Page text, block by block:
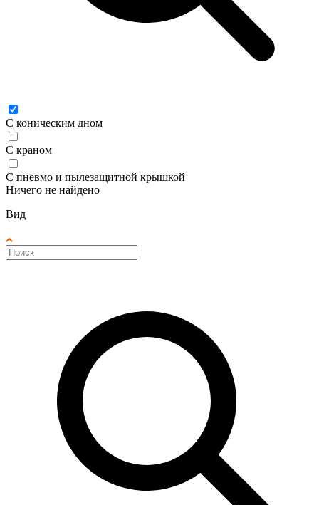
С коническим дном
С краном
С пневмо и пылезащитной крышкой
Ничего не найдено
Вид